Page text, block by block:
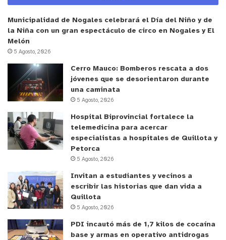
Municipalidad de Nogales celebrará el Día del Niño y de
la Niña con un gran espectáculo de circo en Nogales y El
Melón
5 Agosto, 2026
Cerro Mauco: Bomberos rescata a dos
jóvenes que se desorientaron durante
una caminata
5 Agosto, 2026
Hospital Biprovincial fortalece la
telemedicina para acercar
especialistas a hospitales de Quillota y
Petorca
5 Agosto, 2026
Invitan a estudiantes y vecinos a
escribir las historias que dan vida a
Quillota
5 Agosto, 2026
PDI incautó más de 1,7 kilos de cocaína
base y armas en operativo antidrogas